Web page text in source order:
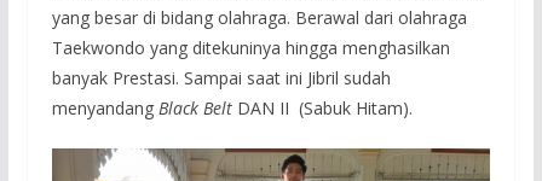
yang besar di bidang olahraga. Berawal dari olahraga
Taekwondo yang ditekuninya hingga menghasilkan
banyak Prestasi. Sampai saat ini Jibril sudah
menyandang Black BeltDAN II (Sabuk Hitam).